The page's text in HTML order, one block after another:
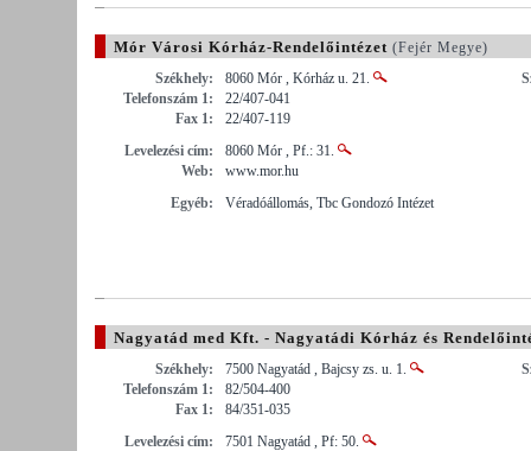
Mór Városi Kórház-Rendelőintézet (Fejér Megye)
Székhely:
8060 Mór , Kórház u. 21.
Telefonszám 1:
22/407-041
Fax 1:
22/407-119
Levelezési cím:
8060 Mór , Pf.: 31.
Web:
www.mor.hu
Egyéb:
Véradóállomás, Tbc Gondozó Intézet
Nagyatád med Kft. - Nagyatádi Kórház és
Székhely:
7500 Nagyatád , Bajcsy zs. u. 1.
Telefonszám 1:
82/504-400
Fax 1:
84/351-035
Levelezési cím:
7501 Nagyatád , Pf: 50.